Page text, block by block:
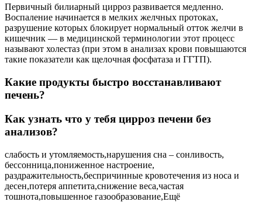
Первичный билиарный цирроз развивается медленно.
Воспаление начинается в мелких желчных протоках,
разрушение которых блокирует нормальный отток желчи в
кишечник — в медицинской терминологии этот процесс
называют холестаз (при этом в анализах крови повышаются
такие показатели как щелочная фосфатаза и ГГТП).
Какие продукты быстро восстанавливают
печень?
Как узнать что у тебя цирроз печени без
анализов?
слабость и утомляемость,нарушения сна – сонливость,
бессонница,пониженное настроение,
раздражительность,беспричинные кровотечения из носа и
десен,потеря аппетита,снижение веса,частая
тошнота,повышенное газообразование,Ещё